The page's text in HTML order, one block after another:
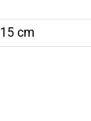
15 cm